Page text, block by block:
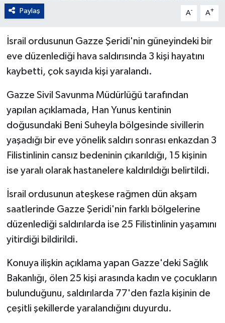
Paylaş A- A+
İsrail ordusunun Gazze Şeridi'nin güneyindeki bir
eve düzenlediği hava saldırısında 3 kişi hayatını
kaybetti, çok sayıda kişi yaralandı.
Gazze Sivil Savunma Müdürlüğü tarafından
yapılan açıklamada, Han Yunus kentinin
doğusundaki Beni Suheyla bölgesinde sivillerin
yaşadığı bir eve yönelik saldırı sonrası enkazdan 3
Filistinlinin cansız bedeninin çıkarıldığı, 15 kişinin
ise yaralı olarak hastanelere kaldırıldığı belirtildi.
İsrail ordusunun ateşkese rağmen dün akşam
saatlerinde Gazze Şeridi'nin farklı bölgelerine
düzenlediği saldırılarda ise 25 Filistinlinin yaşamını
yitirdiği bildirildi.
Konuya ilişkin açıklama yapan Gazze'deki Sağlık
Bakanlığı, ölen 25 kişi arasında kadın ve çocukların
bulunduğunu, saldırılarda 77'den fazla kişinin de
çeşitli şekillerde yaralandığını duyurdu.